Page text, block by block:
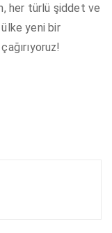
her türlü şiddet ve
yeni bir